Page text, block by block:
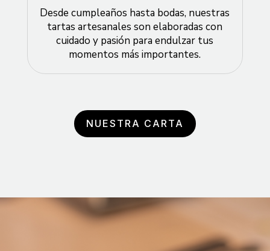
Desde cumpleaños hasta bodas, nuestras
tartas artesanales son elaboradas con
cuidado y pasión para endulzar tus
momentos más importantes.
NUESTRA CARTA